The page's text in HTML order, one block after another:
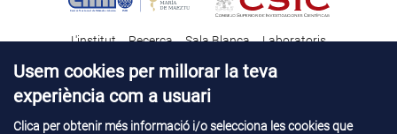
L'institut Recerca Sala Blanca
Laboratoris
Transferència tecnològica
Notícies & Divulgació
Contacte Talent
Usem cookies per millorar la teva
experiència com a usuari
Clica per obtenir més informació i/o selecciona les cookies que